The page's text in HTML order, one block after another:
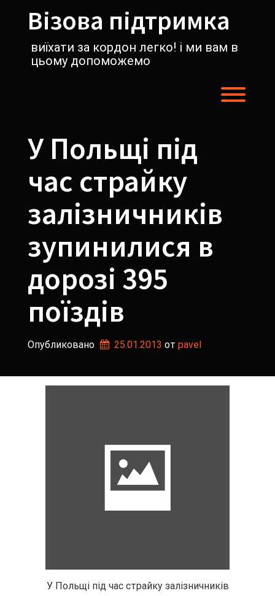
содержимомуВізова підтримка
виїхати за кордон легко! і ми вам в
цьому допоможемо
У Польщі під
час страйку
залізничників
зупинилися в
дорозі 395
поїздів
Опубликовано 25.01.2013 от pavel
У Польщі під час страйку залізничників